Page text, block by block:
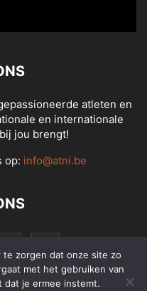
atleten en
en internationale
jou brengt!
op: info@atni.be
te zorgen dat onze site zo
met het gebruiken van
dat je ermee instemt.